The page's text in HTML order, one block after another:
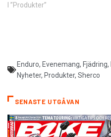
I ”Produkter”
Enduro, Evenemang, Fjädring,
Nyheter, Produkter, Sherco
SENASTE UTGÅVAN